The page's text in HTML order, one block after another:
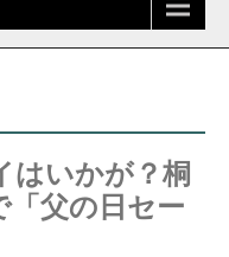
はいかが？桐
「父の日セー